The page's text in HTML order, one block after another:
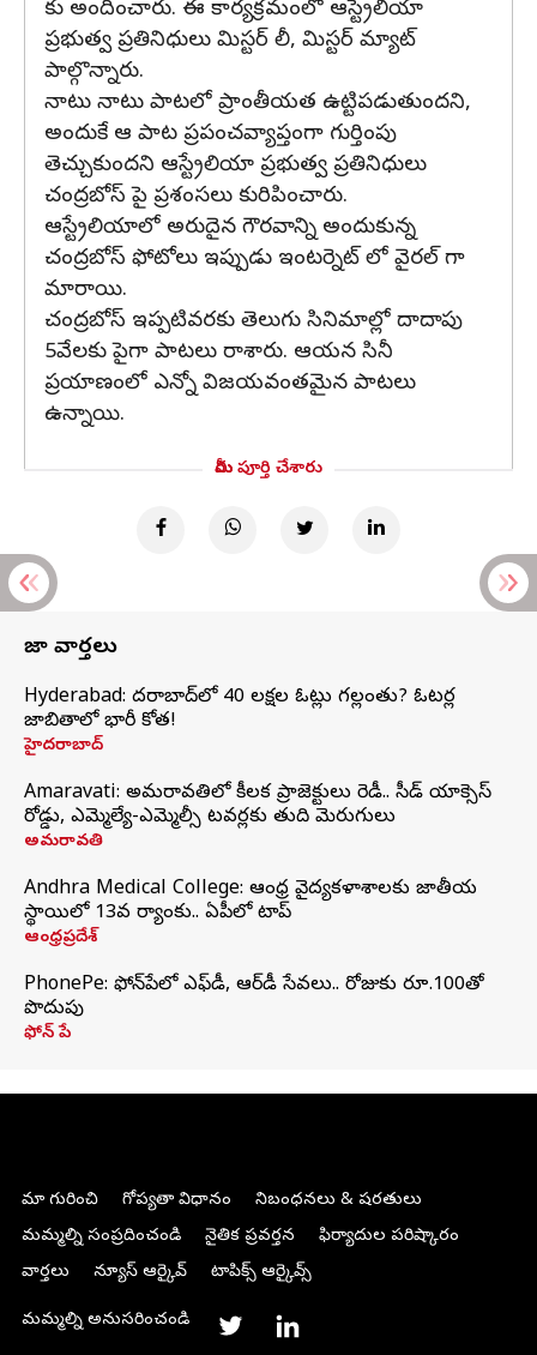
కు అందించారు. ఈ కార్యక్రమంలో ఆస్ట్రేలియా
ప్రభుత్వ ప్రతినిధులు మిస్టర్ లీ, మిస్టర్ మ్యాట్
పాల్గొన్నారు.
నాటు నాటు పాటలో ప్రాంతీయత ఉట్టిపడుతుందని,
అందుకే ఆ పాట ప్రపంచవ్యాప్తంగా గుర్తింపు
తెచ్చుకుందని ఆస్ట్రేలియా ప్రభుత్వ ప్రతినిధులు
చంద్రబోస్ పై ప్రశంసలు కురిపించారు.
ఆస్ట్రేలియాలో అరుదైన గౌరవాన్ని అందుకున్న
చంద్రబోస్ ఫోటోలు ఇప్పుడు ఇంటర్నెట్ లో వైరల్ గా
మారాయి.
చంద్రబోస్ ఇప్పటివరకు తెలుగు సినిమాల్లో దాదాపు
5వేలకు పైగా పాటలు రాశారు. ఆయన సినీ
ప్రయాణంలో ఎన్నో విజయవంతమైన పాటలు
ఉన్నాయి.
మీరు పూర్తి చేశారు
తాజా వార్తలు
Hyderabad: హైదరాబాద్‌లో 40 లక్షల ఓట్లు గల్లంతు? ఓటర్ల
జాబితాలో భారీ కోత!
హైదరాబాద్
Amaravati: అమరావతిలో కీలక ప్రాజెక్టులు రెడీ.. సీడ్‌ యాక్సెస్‌
రోడ్డు, ఎమ్మెల్యే-ఎమ్మెల్సీ టవర్లకు తుది మెరుగులు
అమరావతి
Andhra Medical College: ఆంధ్ర వైద్యకళాశాలకు జాతీయ
స్థాయిలో 13వ ర్యాంకు.. ఏపీలో టాప్
ఆంధ్రప్రదేశ్
PhonePe: ఫోన్‌పేలో ఎఫ్‌డీ, ఆర్‌డీ సేవలు.. రోజుకు రూ.100తో
పొదుపు
ఫోన్‌ పే
మా గురించి గోప్యతా విధానం
నిబంధనలు & షరతులు
మమ్మల్ని సంప్రదించండి
నైతిక ప్రవర్తన
ఫిర్యాదుల పరిష్కారం
వార్తలు
న్యూస్ ఆర్కైవ్ టాపిక్స్ ఆర్కైవ్స్
మమ్మల్ని అనుసరించండి